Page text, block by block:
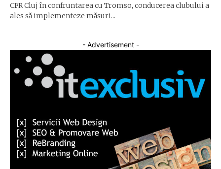
CFR Cluj în confruntarea cu Tromso, conducerea clubului a
ales să implementeze măsuri...
- Advertisement -